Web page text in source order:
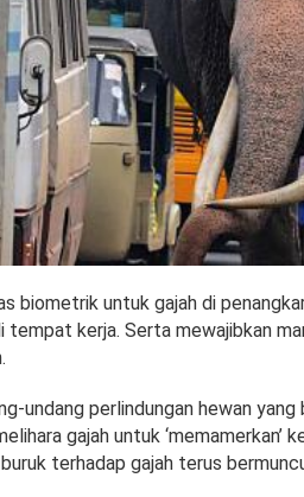
biometrik untuk gajah di
tempat kerja. Serta mewajibkan
undang perlindungan hewan yang
gajah untuk ‘memamerkan’
terhadap gajah terus